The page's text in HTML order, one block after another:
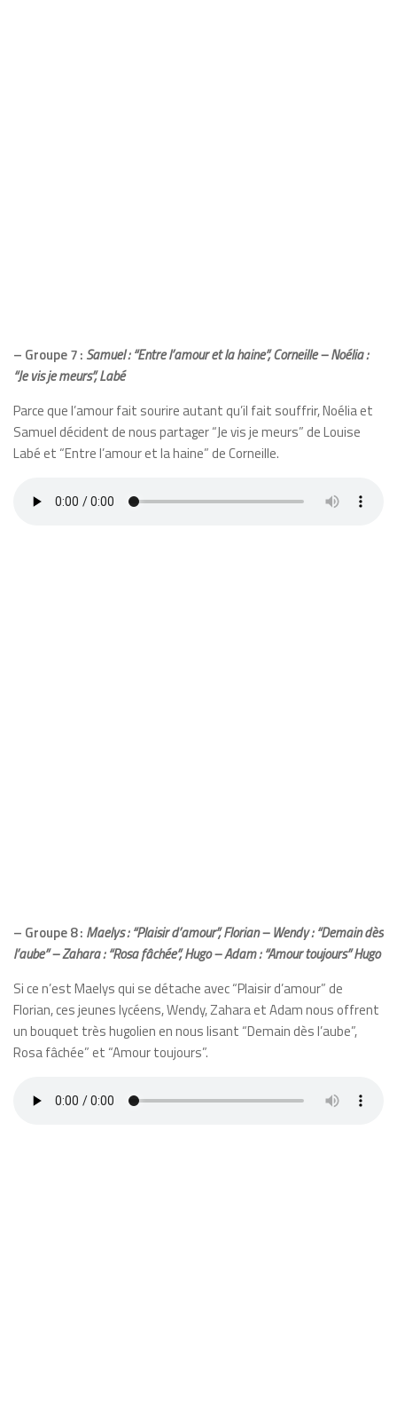
– Groupe 7 : Samuel : “Entre l’amour et la haine”, Corneille –Noélia :
“Je vis je meurs”, Labé
Parce que l’amour fait sourire autant qu’il fait souffrir, Noélia et
Samuel décident de nous partager “Je vis je meurs” de Louise
Labé et “Entre l’amour et la haine” de Corneille.
– Groupe 8 : Maelys : “Plaisir d’amour”, Florian –Wendy : “Demain dès
l’aube” –Zahara : “Rosa fâchée”, Hugo –Adam : “Amour toujours” Hugo
Si ce n’est Maelys qui se détache avec “Plaisir d’amour” de
Florian, ces jeunes lycéens, Wendy, Zahara et Adam nous offrent
un bouquet très hugolien en nous lisant “Demain dès l’aube”,
Rosa fâchée” et “Amour toujours”.